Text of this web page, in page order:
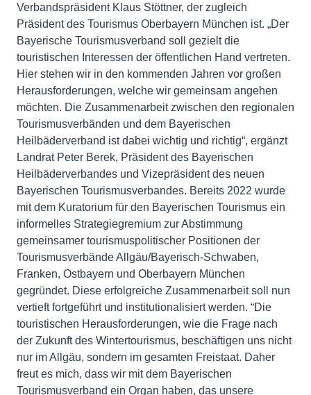
Verbandspräsident Klaus Stöttner, der zugleich
Präsident des Tourismus Oberbayern München ist. „Der
Bayerische Tourismusverband soll gezielt die
touristischen Interessen der öffentlichen Hand vertreten.
Hier stehen wir in den kommenden Jahren vor großen
Herausforderungen, welche wir gemeinsam angehen
möchten. Die Zusammenarbeit zwischen den regionalen
Tourismusverbänden und dem Bayerischen
Heilbäderverband ist dabei wichtig und richtig“, ergänzt
Landrat Peter Berek, Präsident des Bayerischen
Heilbäderverbandes und Vizepräsident des neuen
Bayerischen Tourismusverbandes. Bereits 2022 wurde
mit dem Kuratorium für den Bayerischen Tourismus ein
informelles Strategiegremium zur Abstimmung
gemeinsamer tourismuspolitischer Positionen der
Tourismusverbände Allgäu/Bayerisch-Schwaben,
Franken, Ostbayern und Oberbayern München
gegründet. Diese erfolgreiche Zusammenarbeit soll nun
vertieft fortgeführt und institutionalisiert werden. “Die
touristischen Herausforderungen, wie die Frage nach
der Zukunft des Wintertourismus, beschäftigen uns nicht
nur im Allgäu, sondern im gesamten Freistaat. Daher
freut es mich, dass wir mit dem Bayerischen
Tourismusverband ein Organ haben, das unsere